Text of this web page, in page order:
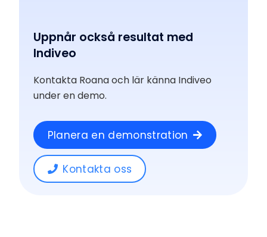
Uppnår också resultat med
Indiveo
Kontakta Roana och lär känna Indiveo
under en demo.
Planera en demonstration
Kontakta oss